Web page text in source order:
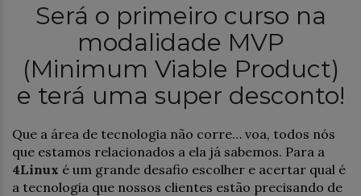
Será o primeiro curso na
modalidade MVP
(Minimum Viable Product)
e terá uma super desconto!
Que a área de tecnologia não corre… voa, todos nós
que estamos relacionados a ela já sabemos. Para a
4Linux é um grande desafio escolher e acertar qual é
a tecnologia que nossos clientes estão precisando de